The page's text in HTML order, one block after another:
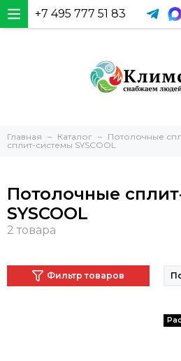
+7 495 777 51 83
Главная Каталог Потолочные
сплит-системы SYSCOOL
Потолочные
SYSCOOL
Фильтр товаров